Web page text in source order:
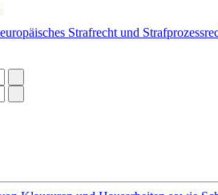
Strafrecht und